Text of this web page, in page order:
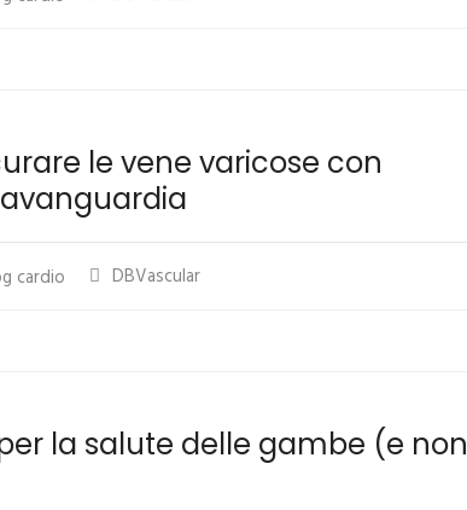
le vene varicose con
cardio DBVascular
la salute delle gambe (e non